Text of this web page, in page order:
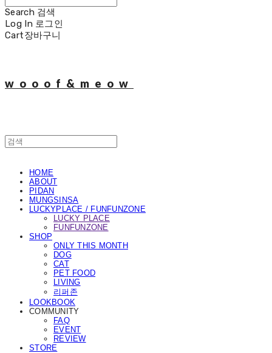
Search 검색
Log In 로그인
Cart장바구니
wooof&meow
HOME
ABOUT
PIDAN
MUNGSINSA
LUCKYPLACE / FUNFUNZONE
LUCKY PLACE
FUNFUNZONE
SHOP
ONLY THIS MONTH
DOG
CAT
PET FOOD
LIVING
리퍼존
LOOKBOOK
COMMUNITY
FAQ
EVENT
REVIEW
STORE